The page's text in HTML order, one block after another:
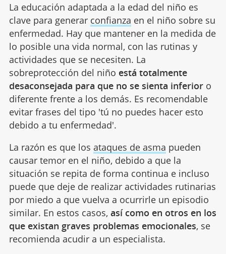
La educación adaptada a la edad del niño es
clave para generar confianza en el niño sobre su
enfermedad. Hay que mantener en la medida de
lo posible una vida normal, con las rutinas y
actividades que se necesiten. La
sobreprotección del niño está totalmente
desaconsejada para que no se sienta inferioro
diferente frente a los demás. Es recomendable
evitar frases del tipo 'tú no puedes hacer esto
debido a tu enfermedad'.
La razón es que los ataques de asma pueden
causar temor en el niño, debido a que la
situación se repita de forma continua e incluso
puede que deje de realizar actividades rutinarias
por miedo a que vuelva a ocurrirle un episodio
similar. En estos casos, así como en otros en los
que existan graves problemas emocionales, se
recomienda acudir a un especialista.